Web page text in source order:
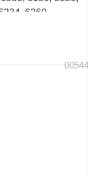
6260,...